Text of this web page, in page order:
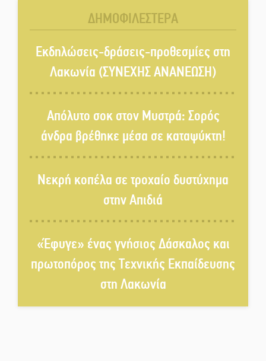
«Κλειστά» ανοιχτά προαύλια
στον Δ. Σπάρτης;
Δεκαπενταύγουστος στην
Πετρίνα: Αντάμωμα με μουσική,
χορό και παράδοση
Ταϊβάν: Στη βάση τους τα
παγκόσμια Σπαρτιατόπουλα
«Ρίζες και Ρεύματα» στο
Ξηροκάμπι με Ίκαρη και
ΔΗΜΟΦΙΛΕΣΤΕΡΑ
Εκδηλώσεις-δράσεις-προθεσμίες στη
Λακωνία (ΣΥΝΕΧΗΣ ΑΝΑΝΕΩΣΗ)
Απόλυτο σοκ στον Μυστρά: Σορός
άνδρα βρέθηκε μέσα σε καταψύκτη!
Νεκρή κοπέλα σε τροχαίο δυστύχημα
στην Απιδιά
«Έφυγε» ένας γνήσιος Δάσκαλος και
πρωτοπόρος της Τεχνικής Εκπαίδευσης
στη Λακωνία